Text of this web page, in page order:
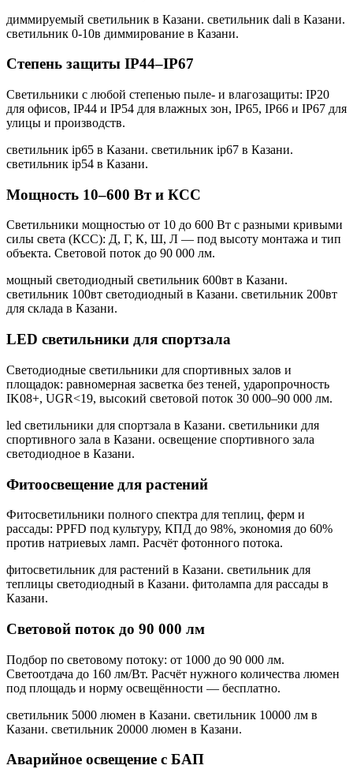
диммируемый светильник в Казани. светильник dali в Казани.
светильник 0-10в диммирование в Казани.
Степень защиты IP44–IP67
Светильники с любой степенью пыле- и влагозащиты: IP20
для офисов, IP44 и IP54 для влажных зон, IP65, IP66 и IP67 для
улицы и производств.
светильник ip65 в Казани. светильник ip67 в Казани.
светильник ip54 в Казани.
Мощность 10–600 Вт и КСС
Светильники мощностью от 10 до 600 Вт с разными кривыми
силы света (КСС): Д, Г, К, Ш, Л — под высоту монтажа и тип
объекта. Световой поток до 90 000 лм.
мощный светодиодный светильник 600вт в Казани.
светильник 100вт светодиодный в Казани. светильник 200вт
для склада в Казани.
LED светильники для спортзала
Светодиодные светильники для спортивных залов и
площадок: равномерная засветка без теней, ударопрочность
IK08+, UGR<19, высокий световой поток 30 000–90 000 лм.
led светильники для спортзала в Казани. светильники для
спортивного зала в Казани. освещение спортивного зала
светодиодное в Казани.
Фитоосвещение для растений
Фитосветильники полного спектра для теплиц, ферм и
рассады: PPFD под культуру, КПД до 98%, экономия до 60%
против натриевых ламп. Расчёт фотонного потока.
фитосветильник для растений в Казани. светильник для
теплицы светодиодный в Казани. фитолампа для рассады в
Казани.
Световой поток до 90 000 лм
Подбор по световому потоку: от 1000 до 90 000 лм.
Светоотдача до 160 лм/Вт. Расчёт нужного количества люмен
под площадь и норму освещённости — бесплатно.
светильник 5000 люмен в Казани. светильник 10000 лм в
Казани. светильник 20000 люмен в Казани.
Аварийное освещение с БАП